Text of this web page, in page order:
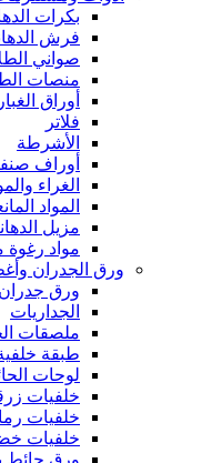
بكرات
فرش
صواني
منصات
أوراق الغبار
فلاتر
الأشرطة
أوراف
الغراء
المواد
مزيل
مواد رغوة
ورق الجدران
ورق جدران
الجداريات
ملصقات
طبقة
لوحات
خلفيات
خلفيات
خلفيات
ورق حائط